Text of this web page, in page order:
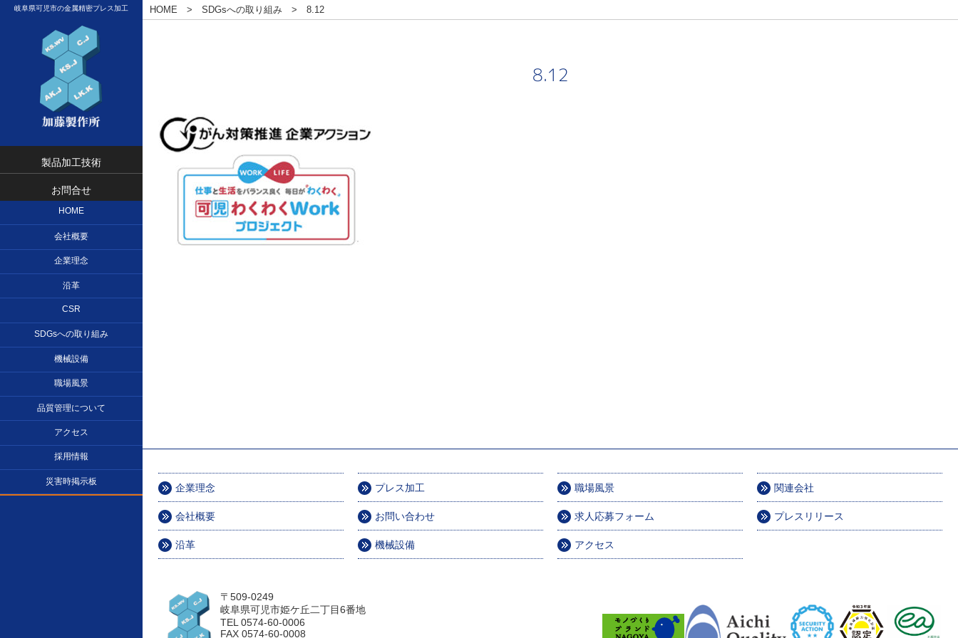
岐阜県可児市の金属精密プレス加工
製品加工技術
お問合せ
HOME
会社概要
企業理念
沿革
CSR
SDGsへの取り組み
機械設備
職場風景
品質管理について
アクセス
採用情報
災害時掲示板
HOME SDGsへの取り組み 8.12
8.12
企業理念
会社概要
沿革
プレス加工
お問い合わせ
機械設備
職場風景
求人応募フォーム
アクセス
関連会社
プレスリリース
〒509-0249
岐阜県可児市姫ケ丘二丁目6番地
TEL 0574-60-0006
FAX 0574-60-0008